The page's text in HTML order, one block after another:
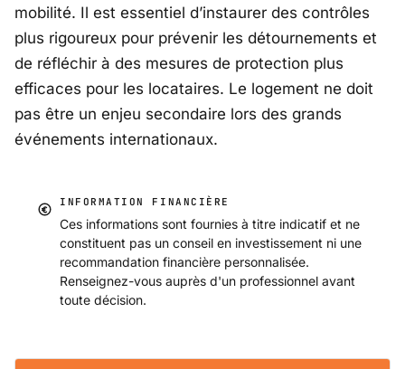
mobilité. Il est essentiel d’instaurer des contrôles
plus rigoureux pour prévenir les détournements et
de réfléchir à des mesures de protection plus
efficaces pour les locataires. Le logement ne doit
pas être un enjeu secondaire lors des grands
événements internationaux.
INFORMATION FINANCIÈRE
Ces informations sont fournies à titre indicatif et ne
constituent pas un conseil en investissement ni une
recommandation financière personnalisée.
Renseignez-vous auprès d'un professionnel avant
toute décision.